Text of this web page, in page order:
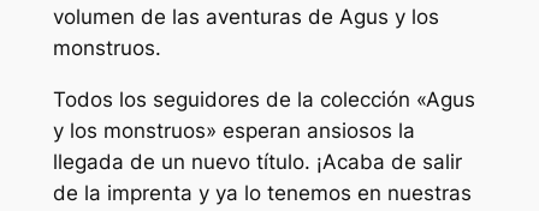
volumen de las aventuras de Agus y los
monstruos.
Todos los seguidores de la colección «Agus
y los monstruos» esperan ansiosos la
llegada de un nuevo título. ¡Acaba de salir
de la imprenta y ya lo tenemos en nuestras